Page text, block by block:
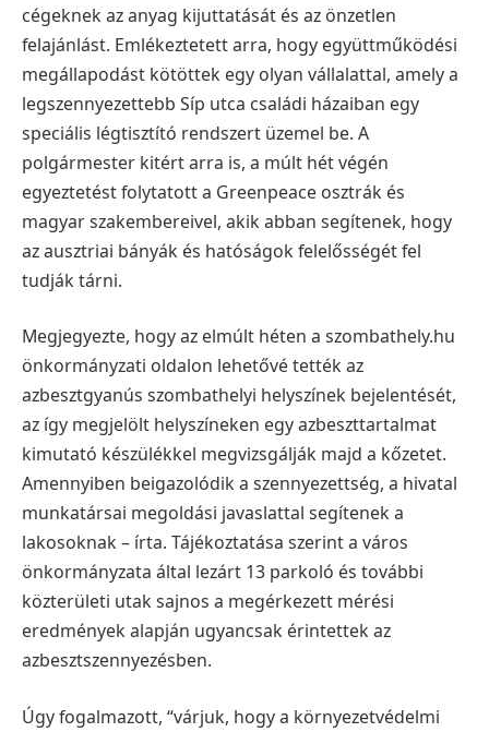
cégeknek az anyag kijuttatását és az önzetlen
felajánlást. Emlékeztetett arra, hogy együttműködési
megállapodást kötöttek egy olyan vállalattal, amely a
legszennyezettebb Síp utca családi házaiban egy
speciális légtisztító rendszert üzemel be. A
polgármester kitért arra is, a múlt hét végén
egyeztetést folytatott a Greenpeace osztrák és
magyar szakembereivel, akik abban segítenek, hogy
az ausztriai bányák és hatóságok felelősségét fel
tudják tárni.
Megjegyezte, hogy az elmúlt héten a szombathely.hu
önkormányzati oldalon lehetővé tették az
azbesztgyanús szombathelyi helyszínek bejelentését,
az így megjelölt helyszíneken egy azbeszttartalmat
kimutató készülékkel megvizsgálják majd a kőzetet.
Amennyiben beigazolódik a szennyezettség, a hivatal
munkatársai megoldási javaslattal segítenek a
lakosoknak – írta. Tájékoztatása szerint a város
önkormányzata által lezárt 13 parkoló és további
közterületi utak sajnos a megérkezett mérési
eredmények alapján ugyancsak érintettek az
azbesztszennyezésben.
Úgy fogalmazott, “várjuk, hogy a környezetvédelmi